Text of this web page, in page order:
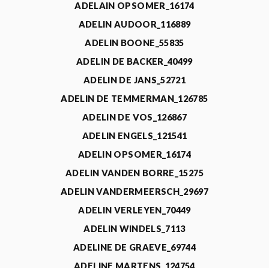
ADELAIN OPSOMER_16174
ADELIN AUDOOR_116889
ADELIN BOONE_55835
ADELIN DE BACKER_40499
ADELIN DE JANS_52721
ADELIN DE TEMMERMAN_126785
ADELIN DE VOS_126867
ADELIN ENGELS_121541
ADELIN OPSOMER_16174
ADELIN VANDEN BORRE_15275
ADELIN VANDERMEERSCH_29697
ADELIN VERLEYEN_70449
ADELIN WINDELS_7113
ADELINE DE GRAEVE_69744
ADELINE MARTENS_124754